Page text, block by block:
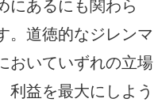
にあるにも関わら
。道徳的なジレンマ
おいていずれの立場
利益を最大にしよう